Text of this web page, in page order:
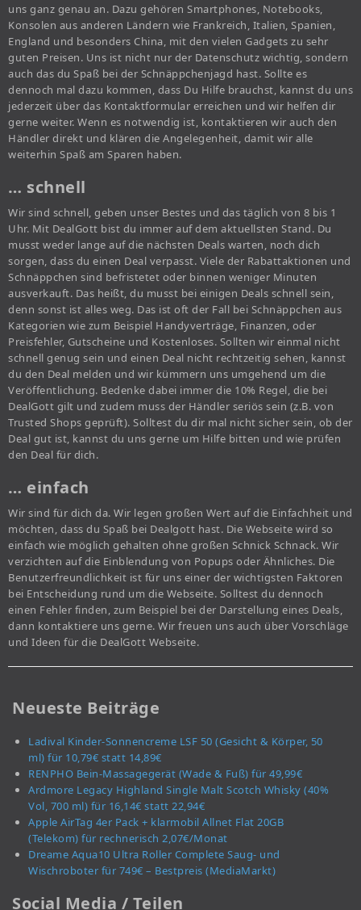
uns ganz genau an. Dazu gehören Smartphones, Notebooks,
Konsolen aus anderen Ländern wie Frankreich, Italien, Spanien,
England und besonders China, mit den vielen Gadgets zu sehr
guten Preisen. Uns ist nicht nur der Datenschutz wichtig, sondern
auch das du Spaß bei der Schnäppchenjagd hast. Sollte es
dennoch mal dazu kommen, dass Du Hilfe brauchst, kannst du uns
jederzeit über das Kontaktformular erreichen und wir helfen dir
gerne weiter. Wenn es notwendig ist, kontaktieren wir auch den
Händler direkt und klären die Angelegenheit, damit wir alle
weiterhin Spaß am Sparen haben.
… schnell
Wir sind schnell, geben unser Bestes und das täglich von 8 bis 1
Uhr. Mit DealGott bist du immer auf dem aktuellsten Stand. Du
musst weder lange auf die nächsten Deals warten, noch dich
sorgen, dass du einen Deal verpasst. Viele der Rabattaktionen und
Schnäppchen sind befristetet oder binnen weniger Minuten
ausverkauft. Das heißt, du musst bei einigen Deals schnell sein,
denn sonst ist alles weg. Das ist oft der Fall bei Schnäppchen aus
Kategorien wie zum Beispiel Handyverträge, Finanzen, oder
Preisfehler, Gutscheine und Kostenloses. Sollten wir einmal nicht
schnell genug sein und einen Deal nicht rechtzeitig sehen, kannst
du den Deal melden und wir kümmern uns umgehend um die
Veröffentlichung. Bedenke dabei immer die 10% Regel, die bei
DealGott gilt und zudem muss der Händler seriös sein (z.B. von
Trusted Shops geprüft). Solltest du dir mal nicht sicher sein, ob der
Deal gut ist, kannst du uns gerne um Hilfe bitten und wie prüfen
den Deal für dich.
… einfach
Wir sind für dich da. Wir legen großen Wert auf die Einfachheit und
möchten, dass du Spaß bei Dealgott hast. Die Webseite wird so
einfach wie möglich gehalten ohne großen Schnick Schnack. Wir
verzichten auf die Einblendung von Popups oder Ähnliches. Die
Benutzerfreundlichkeit ist für uns einer der wichtigsten Faktoren
bei Entscheidung rund um die Webseite. Solltest du dennoch
einen Fehler finden, zum Beispiel bei der Darstellung eines Deals,
dann kontaktiere uns gerne. Wir freuen uns auch über Vorschläge
und Ideen für die DealGott Webseite.
Neueste Beiträge
Ladival Kinder-Sonnencreme LSF 50 (Gesicht & Körper, 50
ml) für 10,79€ statt 14,89€
RENPHO Bein-Massagegerät (Wade & Fuß) für 49,99€
Ardmore Legacy Highland Single Malt Scotch Whisky (40%
Vol, 700 ml) für 16,14€ statt 22,94€
Apple AirTag 4er Pack + klarmobil Allnet Flat 20GB
(Telekom) für rechnerisch 2,07€/Monat
Dreame Aqua10 Ultra Roller Complete Saug- und
Wischroboter für 749€ – Bestpreis (MediaMarkt)
Social Media / Teilen